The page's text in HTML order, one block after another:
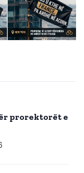
prorektorët e